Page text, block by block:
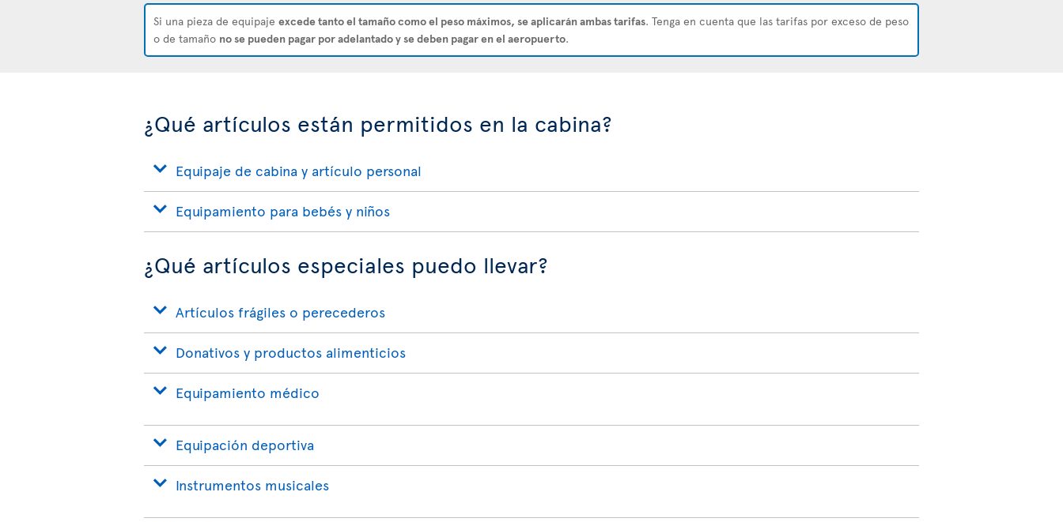
Si una pieza de equipaje excede tanto el tamaño como el peso máximos, se aplicarán ambas tarifas. Tenga en cuenta que las tarifas por exceso de peso
o de tamaño no se pueden pagar por adelantado y se deben pagar en el aeropuerto.
¿Qué artículos están permitidos en la cabina?
Equipaje de cabina y artículo personal
Equipamiento para bebés y niños
¿Qué artículos especiales puedo llevar?
Artículos frágiles o perecederos
Donativos y productos alimenticios
Equipamiento médico
Equipación deportiva
Instrumentos musicales